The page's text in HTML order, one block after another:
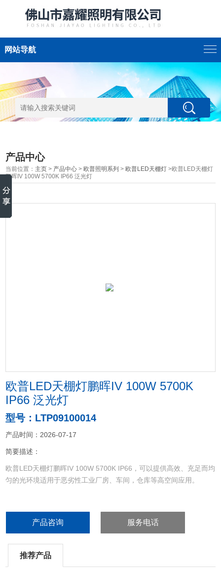
网站导航
产品中心
当前位置： 主页 > 产品中心 > 欧普照明系列 > 欧普LED天棚灯 >欧普LED天棚灯
鹏晖IV 100W 5700K IP66 泛光灯
欧普LED天棚灯鹏晖IV 100W 5700K
IP66 泛光灯
型号：LTP09100014
产品时间：2026-07-17
简要描述：
欧普LED天棚灯鹏晖IV 100W 5700K IP66，可以提供高效、充足而均
匀的光环境适用于恶劣性工业厂房、车间，仓库等高空间应用。
产品咨询 服务电话
推荐产品